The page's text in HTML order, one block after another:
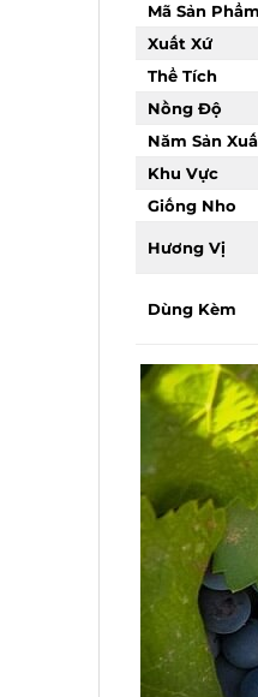
Mã Sản Phẩm
Xuất Xứ
Thể Tích
Nồng Độ
Năm Sản Xuất
Khu Vực
Giống Nho
Hương Vị
Dùng Kèm